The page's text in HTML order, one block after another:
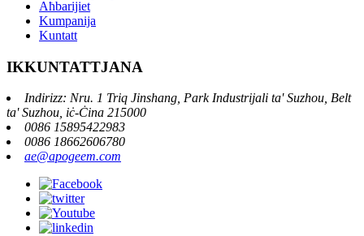
Aħbarijiet
Kumpanija
Kuntatt
IKKUNTATTJANA
Indirizz: Nru. 1 Triq Jinshang, Park Industrijali ta' Suzhou, Belt
ta' Suzhou, iċ-Ċina 215000
0086 15895422983
0086 18662606780
ae@apogeem.com